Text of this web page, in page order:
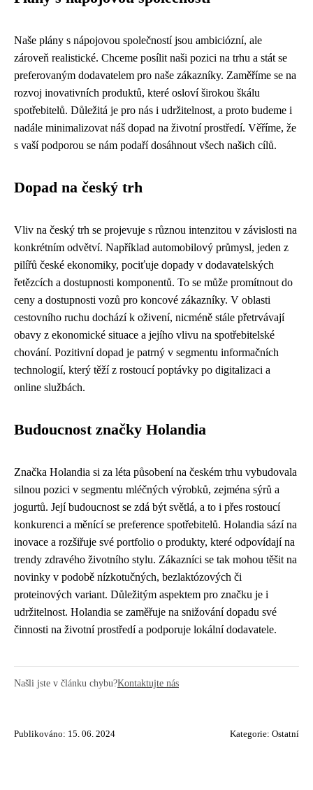
Naše plány s nápojovou společností jsou ambiciózní, ale
zároveň realistické. Chceme posílit naši pozici na trhu a stát se
preferovaným dodavatelem pro naše zákazníky. Zaměříme se na
rozvoj inovativních produktů, které osloví širokou škálu
spotřebitelů. Důležitá je pro nás i udržitelnost, a proto budeme i
nadále minimalizovat náš dopad na životní prostředí. Věříme, že
s vaší podporou se nám podaří dosáhnout všech našich cílů.
Dopad na český trh
Vliv na český trh se projevuje s různou intenzitou v závislosti na
konkrétním odvětví. Například automobilový průmysl, jeden z
pilířů české ekonomiky, pociťuje dopady v dodavatelských
řetězcích a dostupnosti komponentů. To se může promítnout do
ceny a dostupnosti vozů pro koncové zákazníky. V oblasti
cestovního ruchu dochází k oživení, nicméně stále přetrvávají
obavy z ekonomické situace a jejího vlivu na spotřebitelské
chování. Pozitivní dopad je patrný v segmentu informačních
technologií, který těží z rostoucí poptávky po digitalizaci a
online službách.
Budoucnost značky Holandia
Značka Holandia si za léta působení na českém trhu vybudovala
silnou pozici v segmentu mléčných výrobků, zejména sýrů a
jogurtů. Její budoucnost se zdá být světlá, a to i přes rostoucí
konkurenci a měnící se preference spotřebitelů. Holandia sází na
inovace a rozšiřuje své portfolio o produkty, které odpovídají na
trendy zdravého životního stylu. Zákazníci se tak mohou těšit na
novinky v podobě nízkotučných, bezlaktózových či
proteinových variant. Důležitým aspektem pro značku je i
udržitelnost. Holandia se zaměřuje na snižování dopadu své
činnosti na životní prostředí a podporuje lokální dodavatele.
Našli jste v článku chybu?Kontaktujte nás
Publikováno: 15. 06. 2024 Kategorie: Ostatní